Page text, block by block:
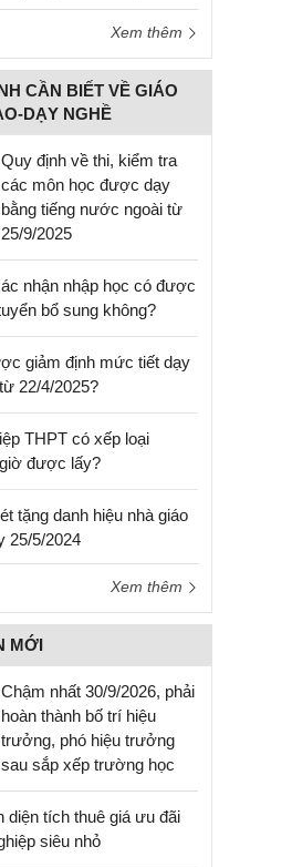
Xem thêm
CẦN BIẾT VỀ GIÁO
DẠY NGHỀ
Quy định về thi, kiểm tra
các môn học được dạy
bằng tiếng nước ngoài từ
25/9/2025
nhận nhập học có được
bổ sung không?
giảm định mức tiết dạy
22/4/2025?
THPT có xếp loại
được lấy?
tặng danh hiệu nhà giáo
25/5/2024
Xem thêm
MỚI
Chậm nhất 30/9/2026, phải
hoàn thành bố trí hiệu
trưởng, phó hiệu trưởng
sau sắp xếp trường học
diện tích thuê giá ưu đãi
siêu nhỏ